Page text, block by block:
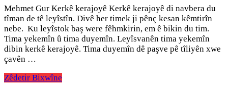
kevnar
için
Mehmet Gur Kerkê kerajoyê Kerkê kerajoyê di navbera du
tîman de tê leyîstîn. Divê her timek ji pênç kesan kêmtirîn
nebe. Ku leyîstok baş were fêhmkirin, em ê bikin du tim.
Tima yekemîn û tima duyemîn. Leyîsvanên tima yekemîn
dibin kerkê kerajoyê. Tima duyemîn dê paşve pê tîliyên xwe
çavên …
Zêdetir Bixwîne